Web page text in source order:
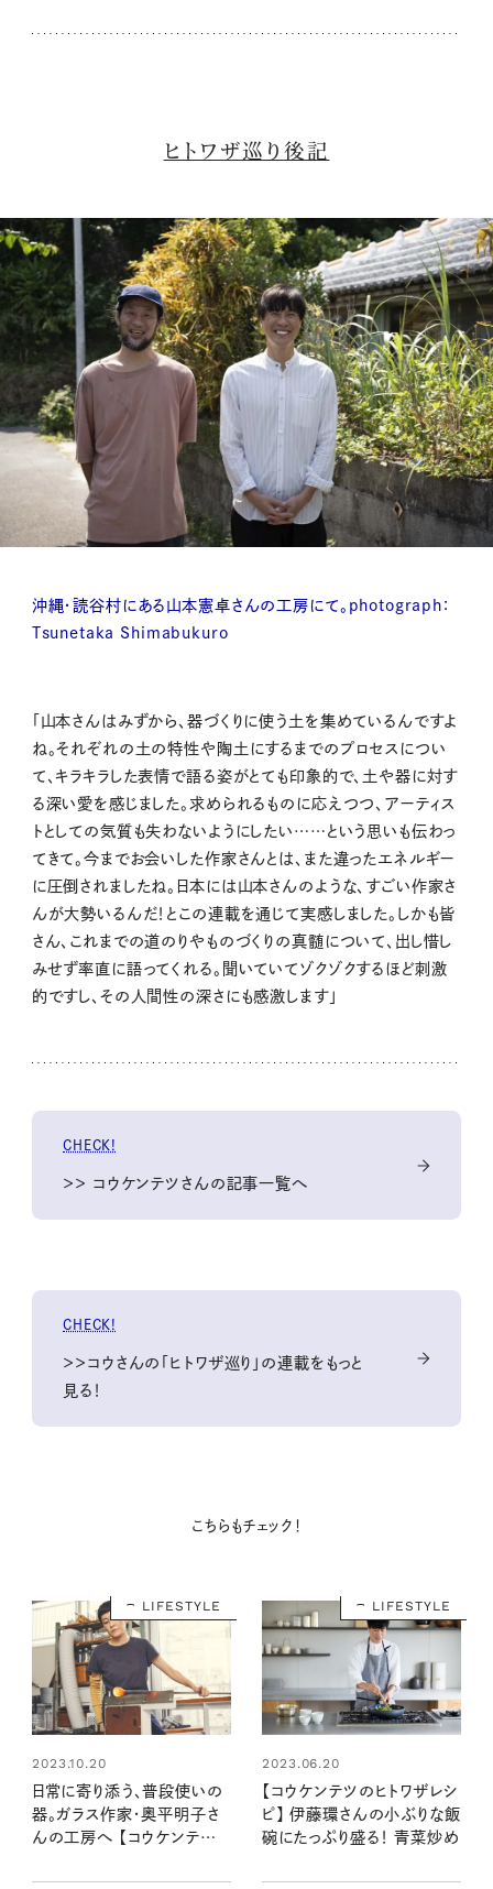
ヒトワザ巡り後記
沖縄・読谷村にある山本憲卓さんの工房にて。photograph：
Tsunetaka Shimabukuro
「山本さんはみずから、器づくりに使う土を集めているんですよ
ね。それぞれの土の特性や陶土にするまでのプロセスについ
て、キラキラした表情で語る姿がとても印象的で、土や器に対す
る深い愛を感じました。求められるものに応えつつ、アーティス
トとしての気質も失わないようにしたい……という思いも伝わっ
てきて。今までお会いした作家さんとは、また違ったエネルギー
に圧倒されましたね。日本には山本さんのような、すごい作家さ
んが大勢いるんだ！とこの連載を通じて実感しました。しかも皆
さん、これまでの道のりやものづくりの真髄について、出し惜し
みせず率直に語ってくれる。聞いていてゾクゾクするほど刺激
的ですし、その人間性の深さにも感激します」
CHECK!
＞＞ コウケンテツさんの記事一覧へ
CHECK!
＞＞コウさんの「ヒトワザ巡り」の連載をもっと
見る！
こちらもチェック！
LIFESTYLE
2023.10.20
日常に寄り添う、普段使いの
器。ガラス作家・奥平明子さ
んの工房へ 【コウケンテツ
LIFESTYLE
2023.06.20
【コウケンテツのヒトワザレシ
ピ】 伊藤環さんの小ぶりな飯
碗にたっぷり盛る！ 青菜炒め